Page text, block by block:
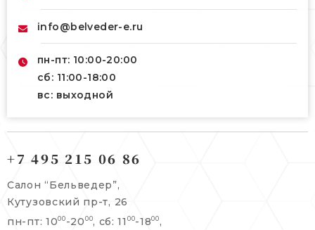
info@belveder-e.ru
пн-пт: 10:00-20:00
сб: 11:00-18:00
вс: выходной
info@belveder-e.ru
Берсеневский переулок, 3/10с7
+7 495 477 45 43
info@belveder-e.ru
+7 495 215 06 86
Салон “Бельведер”,
Кутузовский пр-т, 26
пн-пт: 1000 -20 00, сб: 11 00-1800 ,